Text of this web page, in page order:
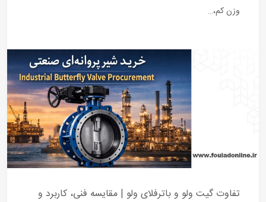
وزن کم،…
تفاوت گیت ولو و باترفلای ولو | مقایسه فنی، کاربرد و